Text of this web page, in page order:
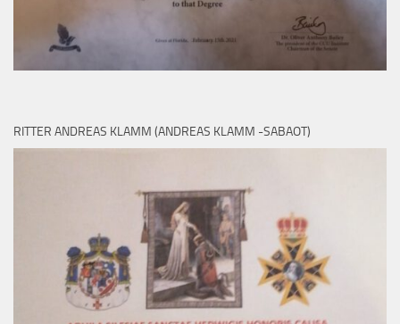
RITTER ANDREAS KLAMM (ANDREAS KLAMM -SABAOT)